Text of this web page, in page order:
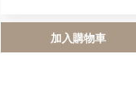
加入購物車